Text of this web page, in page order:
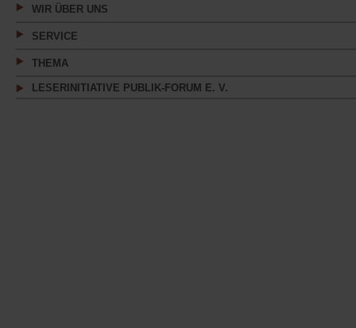
WIR ÜBER UNS
SERVICE
THEMA
LESERINITIATIVE PUBLIK-FORUM E. V.